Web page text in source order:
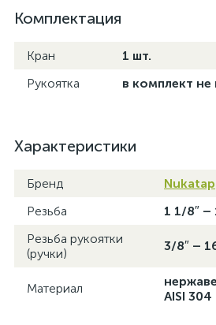
Комплектация
Кран
1 шт.
Рукоятка
в комплект не
Характеристики
Бренд
Nukatap
Резьба
1 1/8″ –
Резьба рукоятки
(ручки)
3/8″ –
Материал
AISI 304